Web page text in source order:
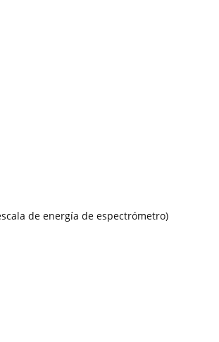
de energía de espectrómetro)